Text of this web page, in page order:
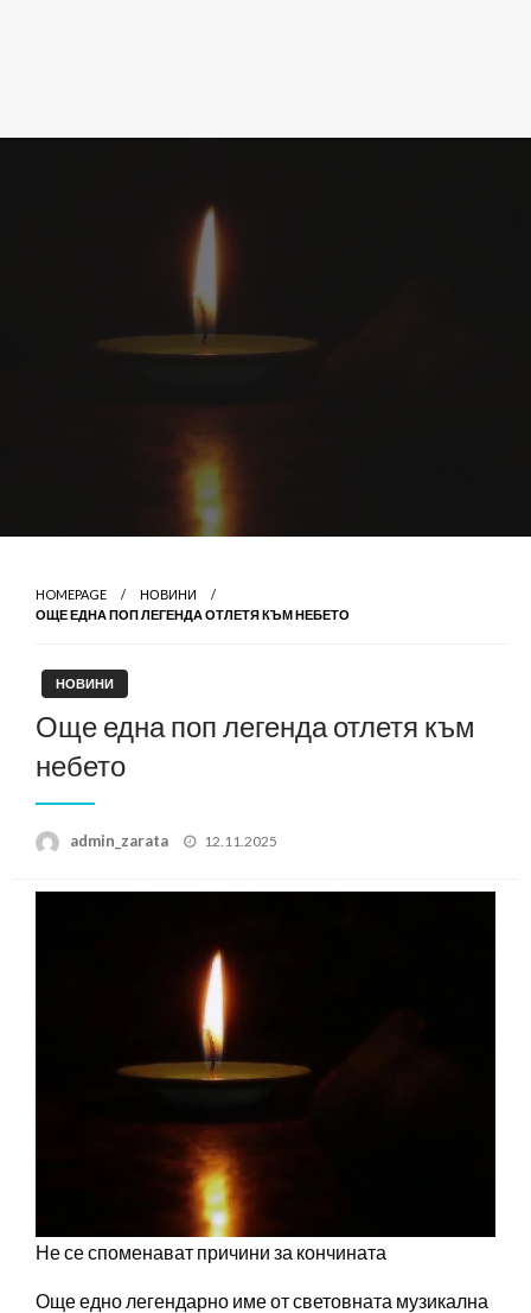
HOMEPAGE
НОВИНИ
ОЩЕ ЕДНА ПОП ЛЕГЕНДА ОТЛЕТЯ КЪМ НЕБЕТО
НОВИНИ
Още една поп легенда отлетя към
небето
admin_zarata
Posted
12.11.2025
Не се споменават причини за кончината
Още едно легендарно име от световната музикална